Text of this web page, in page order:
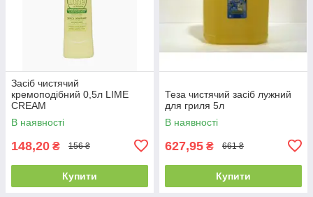
Засіб чистячий
кремоподібний 0,5л LIME
CREAM
В наявності
148,20 ₴ 156 ₴
Купити
Теза чистячий засіб лужний
для гриля 5л
В наявності
627,95 ₴ 661 ₴
Купити